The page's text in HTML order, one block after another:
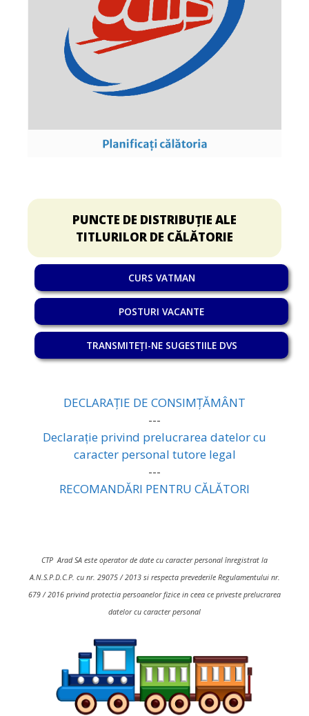
PUNCTE DE DISTRIBUȚIE ALE
TITLURILOR DE CĂLĂTORIE
CURS VATMAN
POSTURI VACANTE
TRANSMITEȚI-NE SUGESTIILE DVS
DECLARAȚIE DE CONSIMȚĂMÂNT
---
Declarație privind prelucrarea datelor cu
caracter personal tutore legal
---
RECOMANDĂRI PENTRU CĂLĂTORI
CTP Arad SA este operator de date cu caracter personal înregistrat la
A.N.S.P.D.C.P. cu nr. 29075 / 2013 si respecta prevederile Regulamentului nr.
679 / 2016 privind protectia persoanelor fizice in ceea ce priveste prelucrarea
datelor cu caracter personal